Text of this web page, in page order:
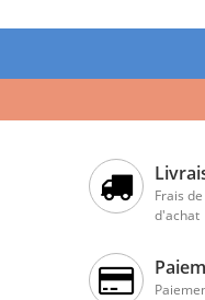
Frais
d'achat